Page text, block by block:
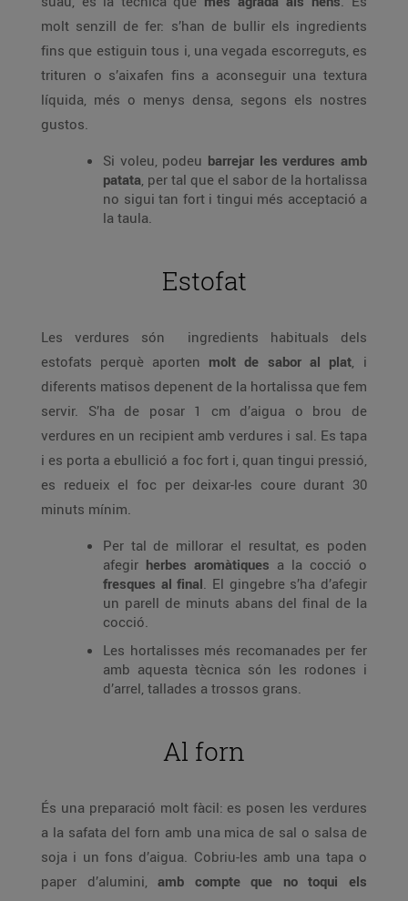
molt senzill de fer: s’han de bullir els ingredients
fins que estiguin tous i, una vegada escorreguts, es
trituren o s’aixafen fins a aconseguir una textura
líquida, més o menys densa, segons els nostres
gustos.
Si voleu, podeu barrejar les verdures amb
patata, per tal que el sabor de la hortalissa
no sigui tan fort i tingui més acceptació a
la taula.
Estofat
Les verdures són ingredients habituals dels
estofats perquè aporten molt de sabor al plat, i
diferents matisos depenent de la hortalissa que fem
servir. S’ha de posar 1 cm d’aigua o brou de
verdures en un recipient amb verdures i sal. Es tapa
i es porta a ebullició a foc fort i, quan tingui pressió,
es redueix el foc per deixar-les coure durant 30
minuts mínim.
Per tal de millorar el resultat, es poden
afegir herbes aromàtiques a la cocció o
fresques al final. El gingebre s’ha d’afegir
un parell de minuts abans del final de la
cocció.
Les hortalisses més recomanades per fer
amb aquesta tècnica són les rodones i
d’arrel, tallades a trossos grans.
Al forn
És una preparació molt fàcil: es posen les verdures
a la safata del forn amb una mica de sal o salsa de
soja i un fons d’aigua. Cobriu-les amb una tapa o
paper d’alumini, amb compte que no toqui els